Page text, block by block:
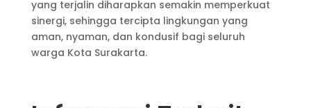
yang terjalin diharapkan semakin memperkuat
sinergi, sehingga tercipta lingkungan yang
aman, nyaman, dan kondusif bagi seluruh
warga Kota Surakarta.